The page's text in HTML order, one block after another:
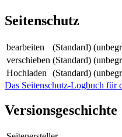
Seitenschutz
bearbeiten
(Standard)
verschieben (Standard)
Hochladen
(Standard)
Das Seitenschutz-Logbuch für
Versionsgeschichte